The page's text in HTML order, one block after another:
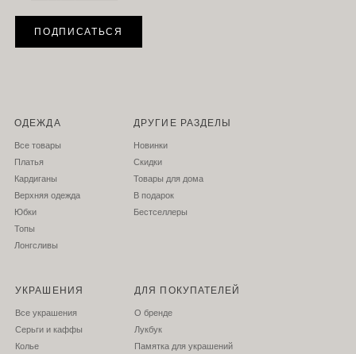
ОДЕЖДА
УКРАШЕНИЯ ДЛЯ ПОКУПАТЕЛЕЙ
ДРУГИЕ РАЗДЕЛЫ
Все товары
Платья
Кардиганы
Верхняя одежда
Юбки
Топы
Лонгсливы
Все украшения
Серьги и каффы
Колье
Новинки
Скидки
Товары для дома
В подарок
Бестселлеры
О бренде
Лукбук
Памятка для украшений
ПОДПИСАТЬСЯ